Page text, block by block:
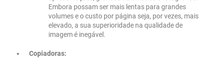
Embora possam ser mais lentas para grandes
volumes e o custo por página seja, por vezes, mais
elevado, a sua superioridade na qualidade de
imagem é inegável.
Copiadoras: